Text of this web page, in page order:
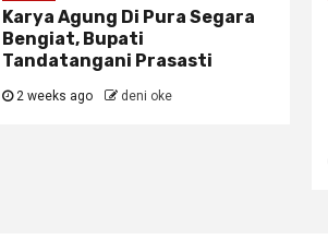
Karya Agung Di Pura Segara
Bengiat, Bupati
Tandatangani Prasasti
2 weeks ago deni oke